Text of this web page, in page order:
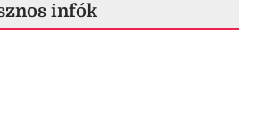
infók